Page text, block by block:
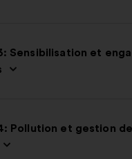
Sensibilisation et
Pollution et gestion